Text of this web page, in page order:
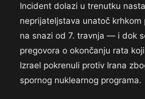
Incident dolazi u trenutku
neprijateljstava unatoč krhkom
na snazi od 7. travnja — i dok
pregovora o okončanju rata
Izrael pokrenuli protiv Irana
spornog nuklearnog programa.